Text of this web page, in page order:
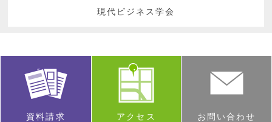
現代ビジネス学会
資料請求 アクセス お問い合わせ